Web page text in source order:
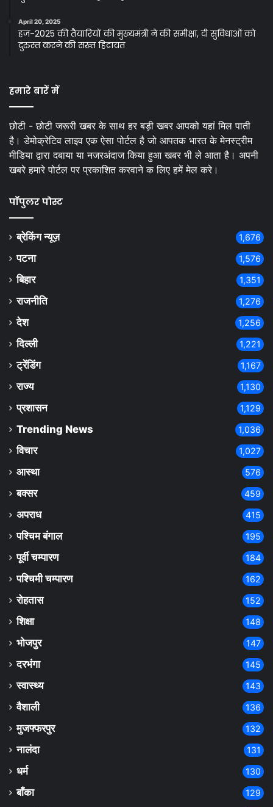
April 20, 2025
हज-2025 की तैयारियों की मुख्यमंत्री ने की समीक्षा, दी सुविधाओं को
दुरुस्त करने की सख्त हिदायत
हमारे बारें में
छोटी - छोटी जरूरी खबर के साथ हर बड़ी खबर आपको यहां मिल पाती
है। डेमोक्रेटिव लाइव एक ऐसा पोर्टल है जो आपतक भारत के मेनस्ट्रीम
मीडिया द्वारा दबाया या नजरअंदाज किया हुआ खबर भी ले आता है। अपनी
खबरे हमारे पोर्टल पर प्रकाशित करवाने क लिए हमें मेल करे।
पॉपुलर पोस्ट
ब्रेकिंग न्यूज़ 1,676
पटना 1,576
बिहार 1,351
राजनीति 1,276
देश 1,256
दिल्ली 1,221
ट्रेंडिंग 1,167
राज्य 1,130
प्रशासन 1,129
Trending News 1,036
विचार 1,027
आस्था 576
बक्सर 459
अपराध 415
पश्चिम बंगाल 195
पूर्वी चम्पारण 184
पश्चिमी चम्पारण 162
रोहतास 152
शिक्षा 148
भोजपुर 147
दरभंगा 145
स्वास्थ्य 143
वैशाली 136
मुजफ्फरपुर 132
नालंदा 131
धर्म 130
बाँका 129